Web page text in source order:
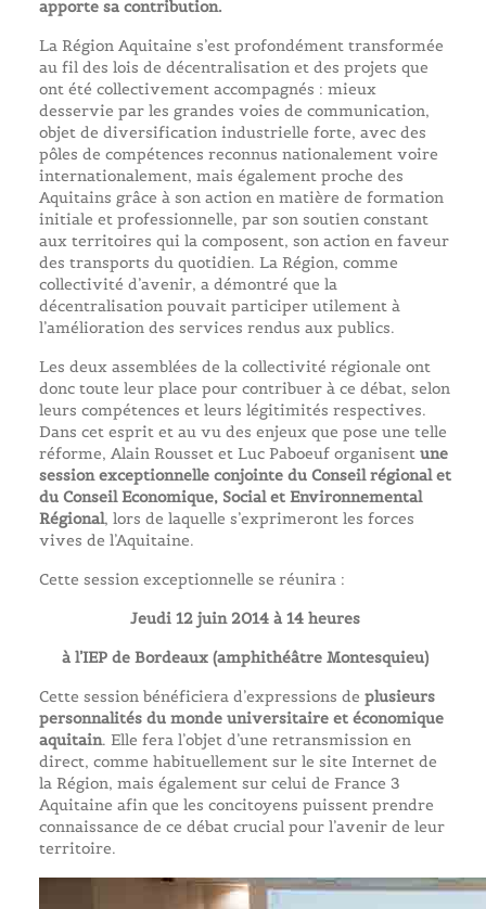
apporte sa contribution.
La Région Aquitaine s’est profondément transformée
au fil des lois de décentralisation et des projets que
ont été collectivement accompagnés : mieux
desservie par les grandes voies de communication,
objet de diversification industrielle forte, avec des
pôles de compétences reconnus nationalement voire
internationalement, mais également proche des
Aquitains grâce à son action en matière de formation
initiale et professionnelle, par son soutien constant
aux territoires qui la composent, son action en faveur
des transports du quotidien. La Région, comme
collectivité d’avenir, a démontré que la
décentralisation pouvait participer utilement à
l’amélioration des services rendus aux publics.
Les deux assemblées de la collectivité régionale ont
donc toute leur place pour contribuer à ce débat, selon
leurs compétences et leurs légitimités respectives.
Dans cet esprit et au vu des enjeux que pose une telle
réforme, Alain Rousset et Luc Paboeuf organisent une
session exceptionnelle conjointe du Conseil régional et
du Conseil Economique, Social et Environnemental
Régional, lors de laquelle s’exprimeront les forces
vives de l’Aquitaine.
Cette session exceptionnelle se réunira :
Jeudi 12 juin 2014 à 14 heures
à l’IEP de Bordeaux (amphithéâtre Montesquieu)
Cette session bénéficiera d’expressions de plusieurs
personnalités du monde universitaire et économique
aquitain. Elle fera l’objet d’une retransmission en
direct, comme habituellement sur le site Internet de
la Région, mais également sur celui de France 3
Aquitaine afin que les concitoyens puissent prendre
connaissance de ce débat crucial pour l’avenir de leur
territoire.